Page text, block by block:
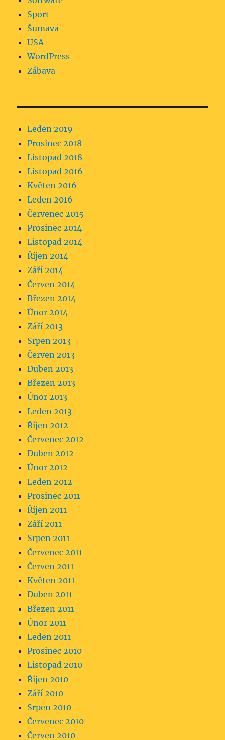
Sport
Šumava
USA
WordPress
Zábava
Leden 2019
Prosinec 2018
Listopad 2018
Listopad 2016
Květen 2016
Leden 2016
Červenec 2015
Prosinec 2014
Listopad 2014
Říjen 2014
Září 2014
Červen 2014
Březen 2014
Únor 2014
Září 2013
Srpen 2013
Červen 2013
Duben 2013
Březen 2013
Únor 2013
Leden 2013
Říjen 2012
Červenec 2012
Duben 2012
Únor 2012
Leden 2012
Prosinec 2011
Říjen 2011
Září 2011
Srpen 2011
Červenec 2011
Červen 2011
Květen 2011
Duben 2011
Březen 2011
Únor 2011
Leden 2011
Prosinec 2010
Listopad 2010
Říjen 2010
Září 2010
Srpen 2010
Červenec 2010
Červen 2010